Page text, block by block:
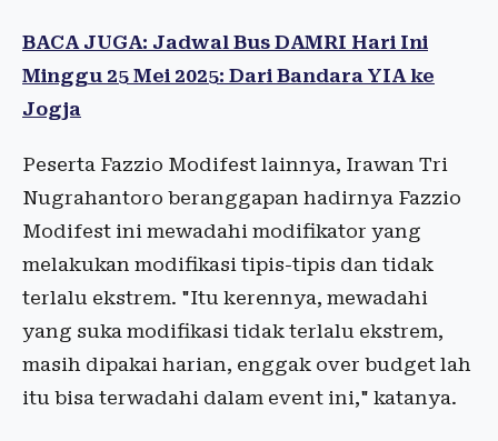
BACA JUGA: Jadwal Bus DAMRI Hari Ini
Minggu 25 Mei 2025: Dari Bandara YIA ke
Jogja
Peserta Fazzio Modifest lainnya, Irawan Tri
Nugrahantoro beranggapan hadirnya Fazzio
Modifest ini mewadahi modifikator yang
melakukan modifikasi tipis-tipis dan tidak
terlalu ekstrem. "Itu kerennya, mewadahi
yang suka modifikasi tidak terlalu ekstrem,
masih dipakai harian, enggak over budget lah
itu bisa terwadahi dalam event ini," katanya.